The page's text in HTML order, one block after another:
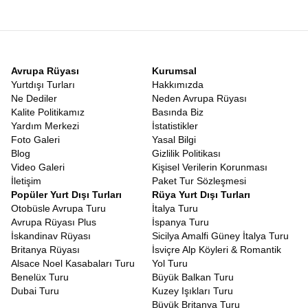
stresi yaşamadan bavulunuzu hazırlayabileceğiniz bir tatil hayal
edin. Vizesiz Güney Kore Japonya Tatili
, bürokratik engellere
takılmadan, sadece keşfetme heyecanına odaklanabileceğiniz
nadir rotalardan biridir. Bu kolaylık, özellikle balayı çiftleri, arkadaş
grupları ve ailesiyle rahat bir tatil geçirmek isteyenler için büyük
bir nimettir.
Japonya Güney Kore Gezi Rehberi
Turlarımızda görev alan profesyonel rehberlerimiz, bölgeye
hakim, yerel kültürü çok iyi bilen ve size sadece yerleri gösteren
değil, o yerlerin hikayesini anlatan uzmanlardır. Bu anlamda
turumuz, canlı birJaponya Güney Kore Gezi Rehberi
niteliğindedir. Hangi sokakta en iyi Ramen yenir? Seul’de nereden
en uygun hediyelik eşya alınır? Japon metrosu nasıl kullanılır?
Tüm bu soruların cevabını rehberlerimizden anında alabilirsiniz.
Rehberlerimiz, size sadece turistik yerleri değil, yerel halkın
yaşam tarzını, geleneklerini ve inançlarını da aktarır. Bir Şinto
tapınağında nasıl dua edileceğinden, Kore’de büyüklerin yanında
nasıl yemek yenileceğine kadar kültürel kodları öğrenirsiniz.
Avrupa Rüyası
Yurtdışı Turları
Ne Dediler
Kalite Politikamız
Yardım Merkezi
Foto Galeri
Blog
Video Galeri
İletişim
Kurumsal
Hakkımızda
Neden Avrupa Rüyası
Basında Biz
İstatistikler
Yasal Bilgi
Gizlilik Politikası
Kişisel Verilerin Korunması
Paket Tur Sözleşmesi
Popüler Yurt Dışı Turları
Otobüsle Avrupa Turu
Avrupa Rüyası Plus
İskandinav Rüyası
Britanya Rüyası
Alsace Noel Kasabaları Turu
Benelüx Turu
Dubai Turu
Rüya Yurt Dışı Turları
İtalya Turu
İspanya Turu
Sicilya Amalfi Güney İtalya Turu
İsviçre Alp Köyleri & Romantik
Yol Turu
Büyük Balkan Turu
Kuzey Işıkları Turu
Büyük Britanya Turu